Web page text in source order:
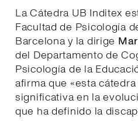
La Cátedra UB Inditex
Facultad de Psicología
Barcelona y la dirige
del Departamento de
Psicología de la
afirma que «esta
significativa en la
que ha definido la